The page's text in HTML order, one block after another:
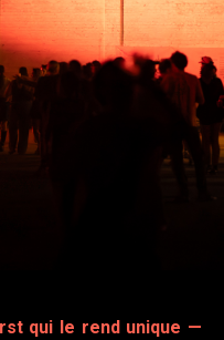
qui le rend unique —